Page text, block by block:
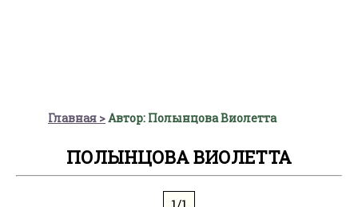
Главная Автор: Полынцова Виолетта
ПОЛЫНЦОВА ВИОЛЕТТА